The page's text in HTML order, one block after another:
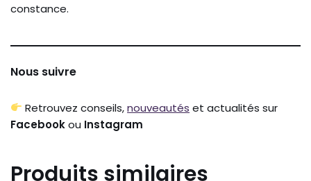
constance.
Nous suivre
Retrouvez conseils,nouveautés et actualités sur
Facebookou Instagram
Produits similaires